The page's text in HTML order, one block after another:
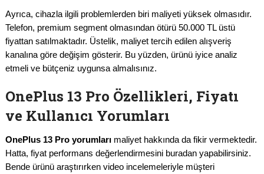
Ayrıca, cihazla ilgili problemlerden biri maliyeti yüksek olmasıdır.
Telefon, premium segment olmasından ötürü 50.000 TL üstü
fiyattan satılmaktadır. Üstelik, maliyet tercih edilen alışveriş
kanalına göre değişim gösterir. Bu yüzden, ürünü iyice analiz
etmeli ve bütçeniz uygunsa almalısınız.
OnePlus 13 Pro Özellikleri, Fiyatı
ve Kullanıcı Yorumları
OnePlus 13 Pro yorumları maliyet hakkında da fikir vermektedir.
Hatta, fiyat performans değerlendirmesini buradan yapabilirsiniz.
Bende ürünü araştırırken video incelemeleriyle müşteri